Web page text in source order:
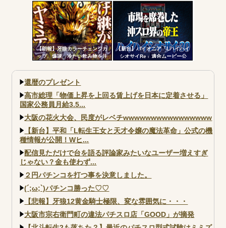
部買うやろｗｗｗｗｗ
て打ってるの？？？
【朗報】牙狼カラーチェンジカ
ップ、爆誕 冷たい飲み物を注
【新台】パイオニア「Lハイハイ
シオサイRe」適合ムービー公
ATで復活
還暦のプレゼント
高市総理「物価上昇を上回る賃上げを日本に定着させる」
国家公務員月給3.5...
大阪の花火大会、民度がレベチwwwwwwwwwwwwwwww
【新台】平和「L転生王女と天才令嬢の魔法革命」公式の機
種情報が公開！Wヒ...
配信見ただけで台を語る評論家みたいなユーザー増えすぎ
じゃない？金も使わず...
２円パチンコを打つ事を決意しました。
(´;ω;`)パチンコ勝った♡♡
【悲報】牙狼12黄金騎士極限、変な雰囲気に・・・
大阪市宗右衛門町の違法パチスロ店「GOOD」が摘発